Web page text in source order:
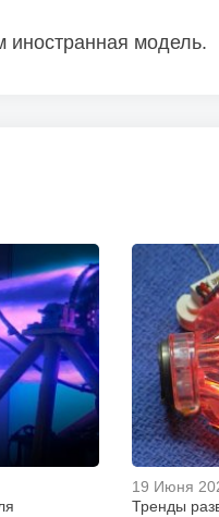
иностранная модель.
19 Июня
Тренды